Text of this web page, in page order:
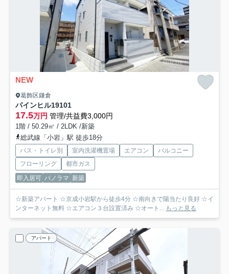
NEW
葛飾区鎌倉
パインヒル19101
17.5万円 管理/共益費3,000円
1階 / 50.29㎡ / 2LDK /新築
総武線「小岩」駅 徒歩18分
バス・トイレ別 室内洗濯機置場 エアコン
バルコニー
フローリング
都市ガス
即入居可 パノラマ 新築
☆新築アパート ☆京成小岩駅から徒歩4分 ☆南向きで陽当たり良好 ☆イ
ンターネット無料 ☆エアコン３台設置済み ☆オート... もっと見る
アパート